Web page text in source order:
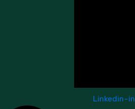
Linkedin-in